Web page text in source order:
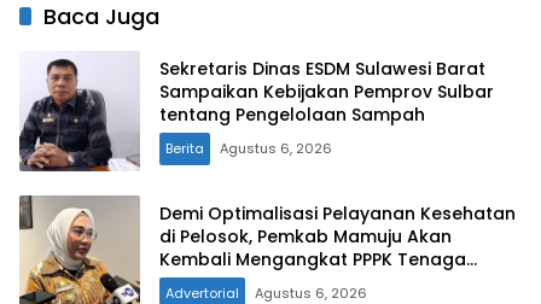
Baca Juga
Sekretaris Dinas ESDM Sulawesi Barat
Sampaikan Kebijakan Pemprov Sulbar
Berita Agustus 6, 2026
Demi Optimalisasi Pelayanan Kesehatan
di Pelosok, Pemkab Mamuju Akan
Kembali Mengangkat PPPK Tenaga
Kesehatan
Advertorial Agustus 6, 2026